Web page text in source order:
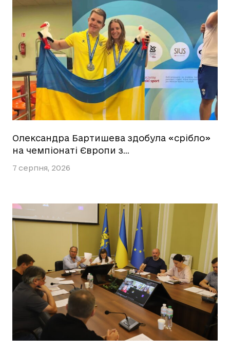
Олександра Бартишева здобула «срібло»
на чемпіонаті Європи з…
7 серпня, 2026